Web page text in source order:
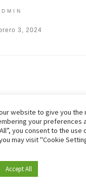
3, 2024
Ediciones– Todos los
– Diseñado con el Tema
website to give you the
your preferences
you consent to the use
may visit "Cookie
Accept All